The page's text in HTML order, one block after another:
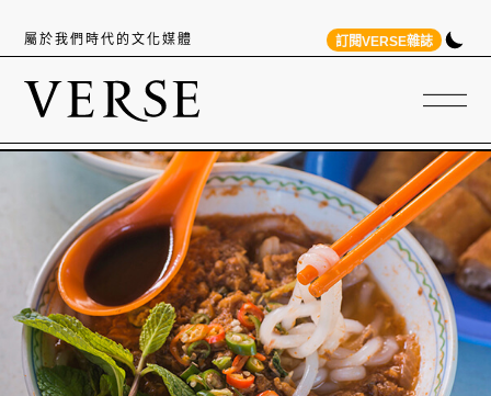
屬於我們時代的文化媒體 訂閱VERSE雜誌